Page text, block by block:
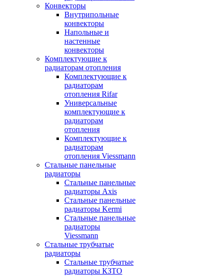
Конвекторы
Внутрипольные
конвекторы
Напольные и
настенные
конвекторы
Комплектующие к
радиаторам отопления
Комплектующие к
радиаторам
отопления Rifar
Универсальные
комплектующие к
радиаторам
отопления
Комплектующие к
радиаторам
отопления Viessmann
Стальные панельные
радиаторы
Стальные панельные
радиаторы Axis
Стальные панельные
радиаторы Kermi
Стальные панельные
радиаторы
Viessmann
Стальные трубчатые
радиаторы
Стальные трубчатые
радиаторы КЗТО